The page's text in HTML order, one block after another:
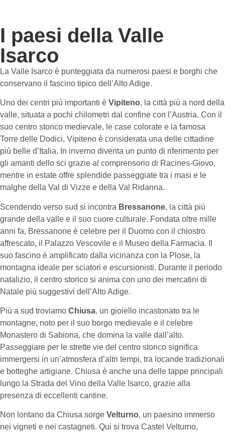
I paesi della Valle
Isarco
La Valle Isarco è punteggiata da numerosi paesi e borghi che
conservano il fascino tipico dell’Alto Adige.
Uno dei centri più importanti è Vipiteno, la città più a nord della
valle, situata a pochi chilometri dal confine con l’Austria. Con il
suo centro storico medievale, le case colorate e la famosa
Torre delle Dodici, Vipiteno è considerata una delle cittadine
più belle d’Italia. In inverno diventa un punto di riferimento per
gli amanti dello sci grazie al comprensorio di Racines-Giovo,
mentre in estate offre splendide passeggiate tra i masi e le
malghe della Val di Vizze e della Val Ridanna.
Scendendo verso sud si incontra Bressanone, la città più
grande della valle e il suo cuore culturale. Fondata oltre mille
anni fa, Bressanone è celebre per il Duomo con il chiostro
affrescato, il Palazzo Vescovile e il Museo della Farmacia. Il
suo fascino è amplificato dalla vicinanza con la Plose, la
montagna ideale per sciatori e escursionisti. Durante il periodo
natalizio, il centro storico si anima con uno dei mercatini di
Natale più suggestivi dell’Alto Adige.
Più a sud troviamo Chiusa, un gioiello incastonato tra le
montagne, noto per il suo borgo medievale e il celebre
Monastero di Sabiona, che domina la valle dall’alto.
Passeggiare per le strette vie del centro storico significa
immergersi in un’atmosfera d’altri tempi, tra locande tradizionali
e botteghe artigiane. Chiusa è anche una delle tappe principali
lungo la Strada del Vino della Valle Isarco, grazie alla
presenza di eccellenti cantine.
Non lontano da Chiusa sorge Velturno, un paesino immerso
nei vigneti e nei castagneti. Qui si trova Castel Velturno,